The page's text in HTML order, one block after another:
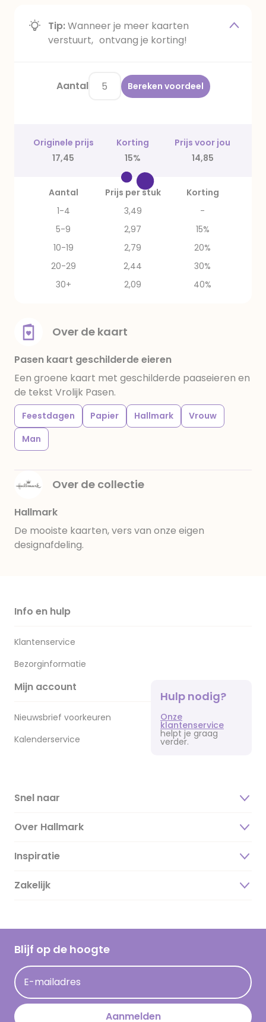
Tip:Wanneer je meer kaarten
verstuurt, ontvang je korting!
Aantal Bereken voordeel
Originele prijs Korting
Prijs voor jou
17,45
15% 14,85
Aantal Prijs per stuk
Korting
1-4
3,49
-
5-9
2,97
15%
10-19
2,79
20%
20-29
2,44
30%
30+
2,09 40%
Over de kaart
Pasen kaart geschilderde eieren
Een groene kaart met geschilderde paaseieren en
de tekst Vrolijk Pasen.
Feestdagen Papier Hallmark
Vrouw
Man
Over de collectie
Hallmark
De mooiste kaarten, vers van onze eigen
designafdeling.
Info en hulp
Klantenservice
Bezorginformatie
Mijn account
Nieuwsbrief voorkeuren
Kalenderservice
Hulp nodig?
Onze
klantenservice
helpt je graag
verder.
Snel naar
Over Hallmark
Over ons
Duurzaamheid
Hallmark Kaartclub
Acties
Persberichten
Hallmark en Kinderpostzegels
Inspiratie
Magazine
Cadeau inspiratie
Kaartinspiratie
Zakelijk
Blijf op de hoogte
E-mailadres
Aanmelden